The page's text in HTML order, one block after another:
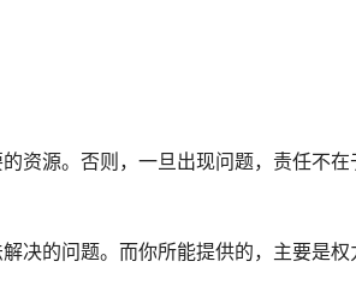
资源。否则，一旦出现问题，责任不
决的问题。而你所能提供的，主要是权